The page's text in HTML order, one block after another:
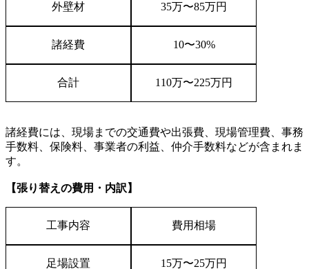
外壁材 35万〜85万円
諸経費 10〜30%
合計 110万〜225万円
諸経費には、現場までの交通費や出張費、現場管理費、事務
手数料、保険料、事業者の利益、仲介手数料などが含まれま
す。
【張り替えの費用・内訳】
工事内容 費用相場
足場設置 15万〜25万円